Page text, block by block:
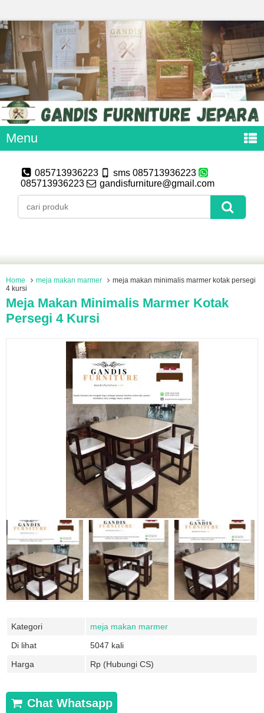
Menu
085713936223
sms 085713936223
085713936223
gandisfurniture@gmail.com
Home meja makan marmer
meja makan minimalis marmer kotak persegi
4 kursi
Meja Makan Minimalis Marmer Kotak
Persegi 4 Kursi
Kategori
meja makan marmer
Di lihat
5047 kali
Harga
Rp (Hubungi CS)
Chat Whatsapp